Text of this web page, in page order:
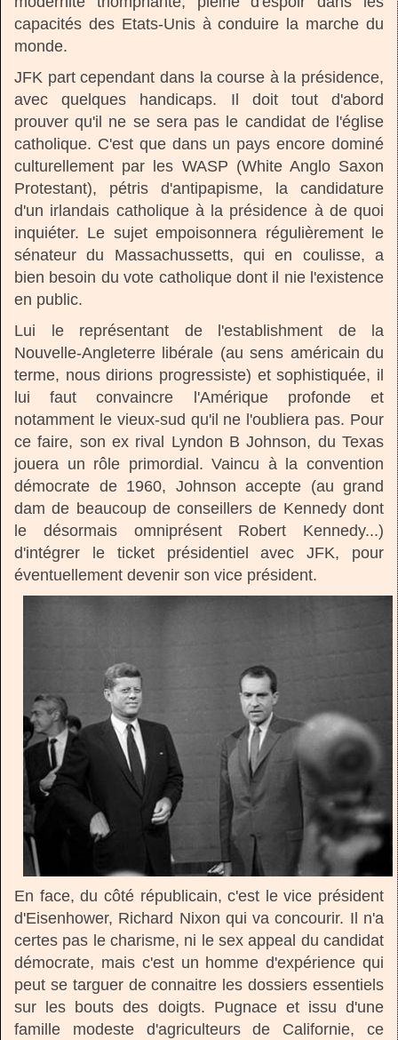
capacités des Etats-Unis à conduire la marche du
monde.
JFK part cependant dans la course à la présidence,
avec quelques handicaps. Il doit tout d'abord
prouver qu'il ne se sera pas le candidat de l'église
catholique. C'est que dans un pays encore dominé
culturellement par les WASP (White Anglo Saxon
Protestant), pétris d'antipapisme, la candidature
d'un irlandais catholique à la présidence à de quoi
inquiéter. Le sujet empoisonnera régulièrement le
sénateur du Massachussetts, qui en coulisse, a
bien besoin du vote catholique dont il nie l'existence
en public.
Lui le représentant de l'establishment de la
Nouvelle-Angleterre libérale (au sens américain du
terme, nous dirions progressiste) et sophistiquée, il
lui faut convaincre l'Amérique profonde et
notamment le vieux-sud qu'il ne l'oubliera pas. Pour
ce faire, son ex rival Lyndon B Johnson, du Texas
jouera un rôle primordial. Vaincu à la convention
démocrate de 1960, Johnson accepte (au grand
dam de beaucoup de conseillers de Kennedy dont
le désormais omniprésent Robert Kennedy...)
d'intégrer le ticket présidentiel avec JFK, pour
éventuellement devenir son vice président.
En face, du côté républicain, c'est le vice président
d'Eisenhower, Richard Nixon qui va concourir. Il n'a
certes pas le charisme, ni le sex appeal du candidat
démocrate, mais c'est un homme d'expérience qui
peut se targuer de connaitre les dossiers essentiels
sur les bouts des doigts. Pugnace et issu d'une
famille modeste d'agriculteurs de Californie, ce